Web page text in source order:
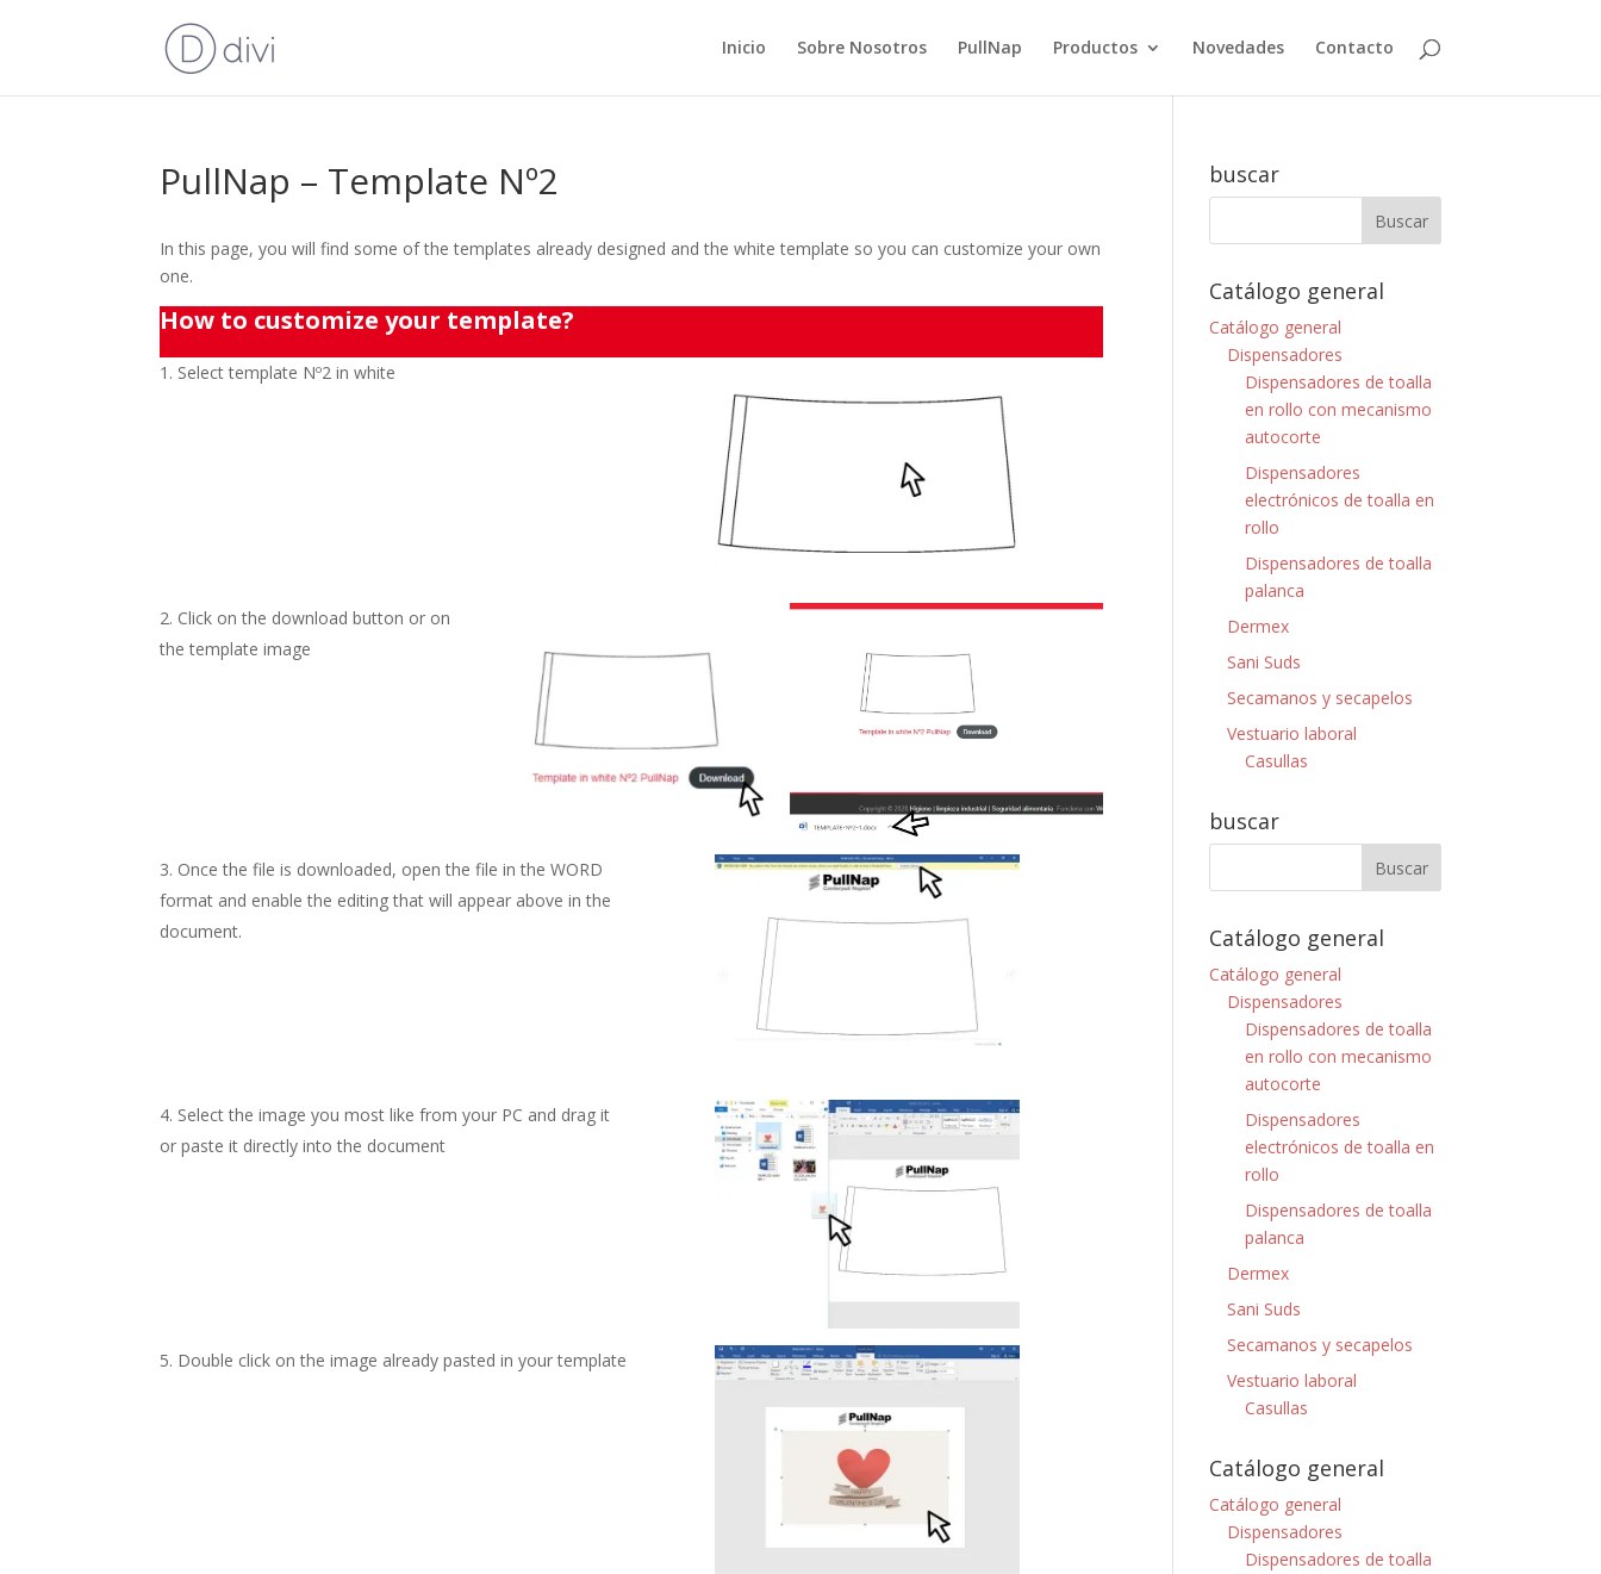
Inicio Sobre Nosotros PullNap Productos Novedades Contacto
PullNap – Template Nº2
In this page, you will find some of the templates already designed and the white template so you can customize your own
one.
How to customize your template?
Select template Nº2 in white
Click on the download button or on
the template image
Once the file is downloaded, open the file in the WORD
format and enable the editing that will appear above in the
document.
Select the image you most like from your PC and drag it
or paste it directly into the document
Double click on the image already pasted in your template
buscar
Catálogo general
Catálogo general
Dispensadores
Dispensadores de toalla
en rollo con mecanismo
autocorte
Dispensadores
electrónicos de toalla en
rollo
Dispensadores de toalla
palanca
Dermex
Sani Suds
Secamanos y secapelos
Vestuario laboral
Casullas
buscar
Catálogo general
Catálogo general
Dispensadores
Dispensadores de toalla
en rollo con mecanismo
autocorte
Dispensadores
electrónicos de toalla en
rollo
Dispensadores de toalla
palanca
Dermex
Sani Suds
Secamanos y secapelos
Vestuario laboral
Casullas
Catálogo general
Catálogo general
Dispensadores
Dispensadores de toalla